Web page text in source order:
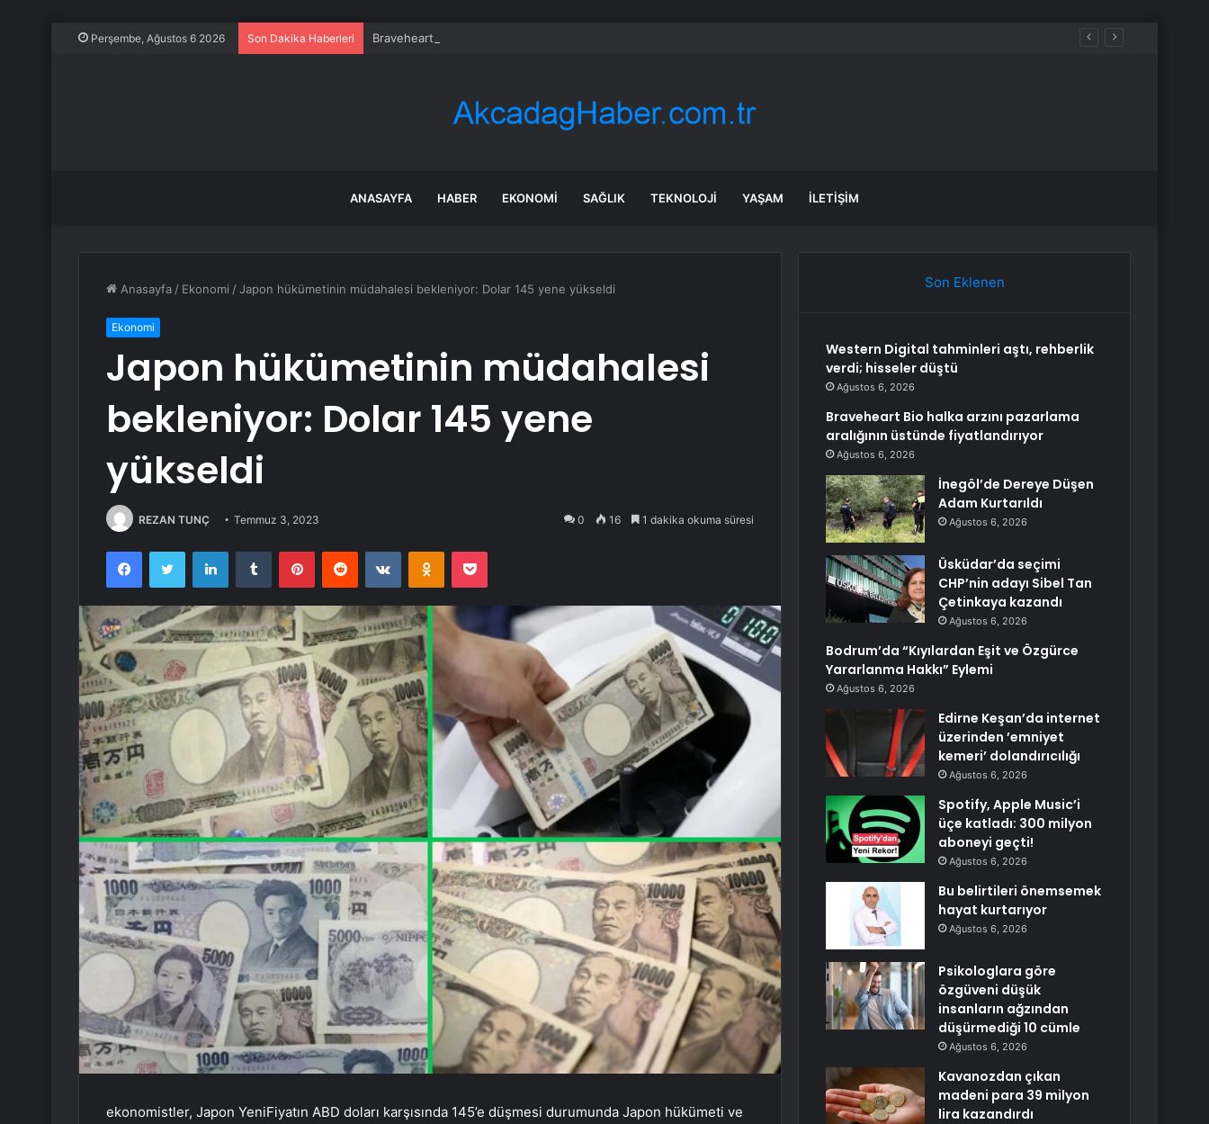
Perşembe, Ağustos 6 2026 Son Dakika Haberleri Braveheart Bio halka arzını pazarlama aralığının üstünde fiyatlandırıyor
ANASAYFA HABER EKONOMI SAĞLIK TEKNOLOJI YAŞAM İLETIŞIM
Anasayfa / Ekonomi /Japon hükümetinin müdahalesi bekleniyor: Dolar 145 yene yükseldi
Ekonomi
Japon hükümetinin müdahalesi
bekleniyor: Dolar 145 yene
yükseldi
REZAN TUNÇ Temmuz 3, 2023 0 16 1 dakika okuma süresi
FacebookTwitter LinkedInTumblr PinterestReddit VKontakteOdnoklassniki
Pocket
ekonomistler, Japon YeniFiyatın ABD doları karşısında 145’e düşmesi durumunda Japon hükümeti ve
Son Eklenen
Western Digital tahminleri aştı, rehberlik
verdi; hisseler düştü
Ağustos 6, 2026
Braveheart Bio halka arzını pazarlama
aralığının üstünde fiyatlandırıyor
Ağustos 6, 2026
İnegöl’de Dereye Düşen
Adam Kurtarıldı
Ağustos 6, 2026
Üsküdar’da seçimi
CHP’nin adayı Sibel Tan
Çetinkaya kazandı
Ağustos 6, 2026
Bodrum’da “Kıyılardan Eşit ve Özgürce
Yararlanma Hakkı” Eylemi
Ağustos 6, 2026
Edirne Keşan’da internet
üzerinden ’emniyet
kemeri’ dolandırıcılığı
Ağustos 6, 2026
Spotify, Apple Music’i
üçe katladı: 300 milyon
aboneyi geçti!
Ağustos 6, 2026
Bu belirtileri önemsemek
hayat kurtarıyor
Ağustos 6, 2026
Psikologlara göre
özgüveni düşük
insanların ağzından
düşürmediği 10 cümle
Ağustos 6, 2026
Kavanozdan çıkan
madeni para 39 milyon
lira kazandırdı